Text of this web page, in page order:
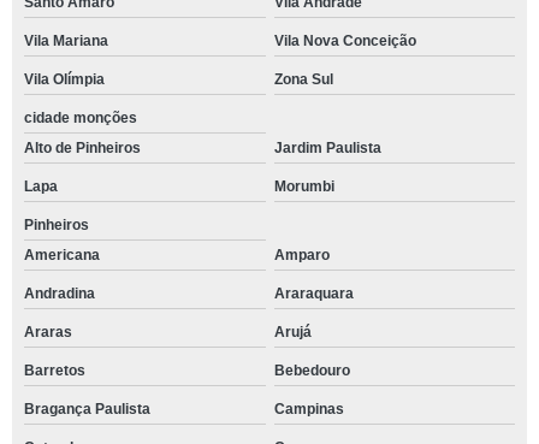
Vila Mariana Vila Nova Conceição
Vila Olímpia Zona Sul
cidade monções
Alto de Pinheiros
Jardim Paulista
Lapa Morumbi
Pinheiros
Americana
Amparo
Andradina Araraquara
Araras Arujá
Barretos Bebedouro
Bragança Paulista Campinas